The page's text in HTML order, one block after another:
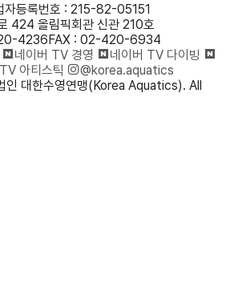
자등록번호 : 215-82-05151
424 올림픽회관 신관 210호
4236FAX : 02-420-6934
네이버 TV 경영
네이버 TV 다이빙
아티스틱
@korea.aquatics
대한수영연맹(Korea Aquatics). All